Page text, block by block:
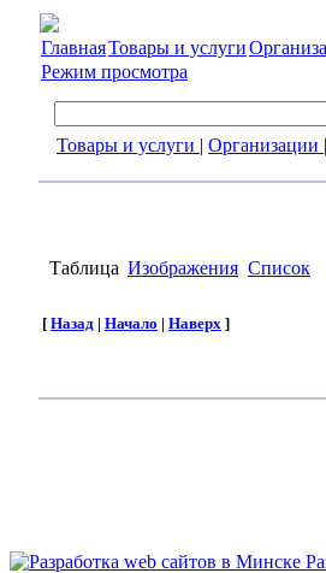
ГлавнаяТовары и услуги
Режим просмотра
Товары и услуги | Организации |
Таблица Изображения Список
[ Назад | Начало | Наверх ]